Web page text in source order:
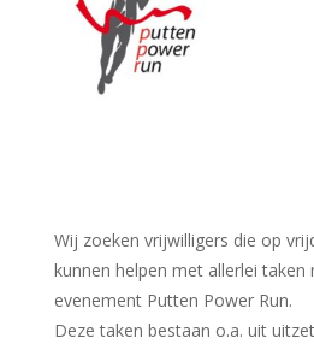
Wij zoeken vrijwilligers die op
kunnen helpen met allerlei taken
evenement Putten Power Run.
Deze taken bestaan o.a. uit